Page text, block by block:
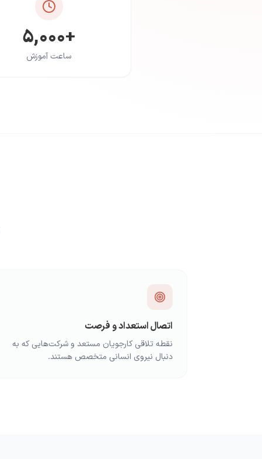
+۵,۰۰۰
ساعت آموزش
اتصال استعداد و فرصت
نقطه تلاقی کارجویان مستعد و شرکت‌هایی که به
دنبال نیروی انسانی متخصص هستند.